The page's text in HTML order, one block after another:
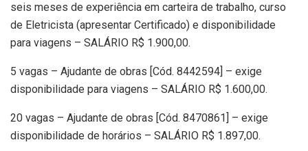
seis meses de experiência em carteira de trabalho, curso
de Eletricista (apresentar Certificado) e disponibilidade
para viagens – SALÁRIO R$ 1.900,00.
5 vagas – Ajudante de obras [Cód. 8442594] – exige
disponibilidade para viagens – SALÁRIO R$ 1.600,00.
20 vagas – Ajudante de obras [Cód. 8470861] – exige
disponibilidade de horários – SALÁRIO R$ 1.897,00.